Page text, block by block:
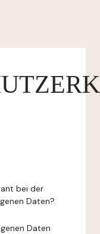
bei der
Daten?
Daten